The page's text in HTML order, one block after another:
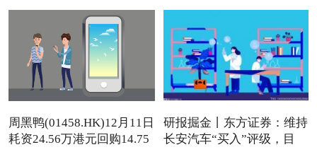
周黑鸭(01458.HK)12月11日
耗资24.56万港元回购14.75
研报掘金丨东方证券：维持
长安汽车“买入”评级，目